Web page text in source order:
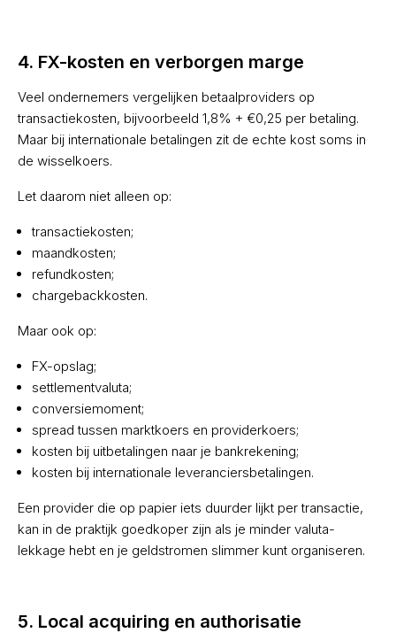
4. FX-kosten en verborgen marge
Veel ondernemers vergelijken betaalproviders op
transactiekosten, bijvoorbeeld 1,8% + €0,25 per betaling.
Maar bij internationale betalingen zit de echte kost soms in
de wisselkoers.
Let daarom niet alleen op:
transactiekosten;
maandkosten;
refundkosten;
chargebackkosten.
Maar ook op:
FX-opslag;
settlementvaluta;
conversiemoment;
spread tussen marktkoers en providerkoers;
kosten bij uitbetalingen naar je bankrekening;
kosten bij internationale leveranciersbetalingen.
Een provider die op papier iets duurder lijkt per transactie,
kan in de praktijk goedkoper zijn als je minder valuta-
lekkage hebt en je geldstromen slimmer kunt organiseren.
5. Local acquiring en authorisatie